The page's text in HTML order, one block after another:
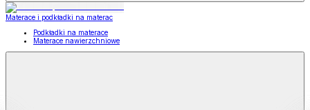
Materace i podkładki na materac
Podkładki na materace
Materace nawierzchniowe